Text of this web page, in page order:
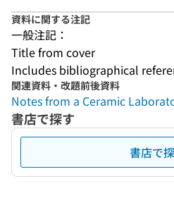
資料に関する注記
一般注記：
Title from cover
Includes bibliographical
関連資料・改題前後資料
Notes from a Ceramic
書店で探す
書店で